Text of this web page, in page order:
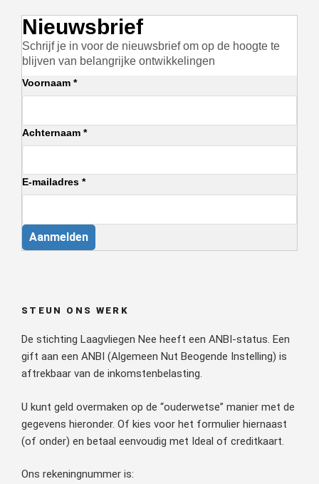
Nieuwsbrief
Schrijf je in voor de nieuwsbrief om op de hoogte te
blijven van belangrijke ontwikkelingen
Voornaam *
Achternaam *
E-mailadres *
Aanmelden
STEUN ONS WERK
De stichting Laagvliegen Nee heeft een ANBI-status. Een
gift aan een ANBI (Algemeen Nut Beogende Instelling) is
aftrekbaar van de inkomstenbelasting.
U kunt geld overmaken op de “ouderwetse” manier met de
gegevens hieronder. Of kies voor het formulier hiernaast
(of onder) en betaal eenvoudig met Ideal of creditkaart.
Ons rekeningnummer is: